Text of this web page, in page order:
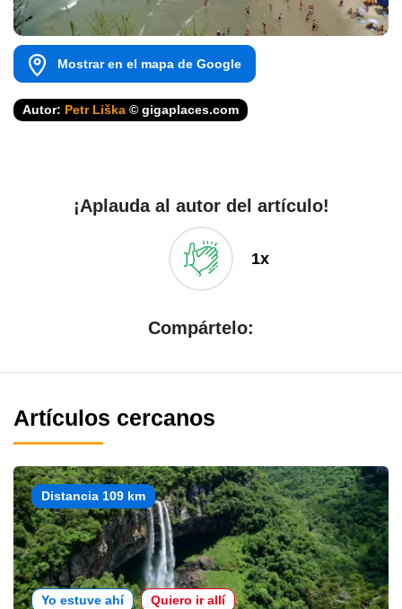
Mostrar en el mapa de Google
Autor: Petr Liška © gigaplaces.com
¡Aplauda al autor del artículo!
1x
Compártelo:
Artículos cercanos
Distancia 109 km
Yo estuve ahí Quiero ir allí